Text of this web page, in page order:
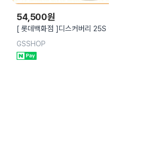
54,500원
[ 롯데백화점 ]디스커버리 25S 여름신
상 남성 라글란 UV차단 카라티
DMTS6A053-ICTT
GSSHOP